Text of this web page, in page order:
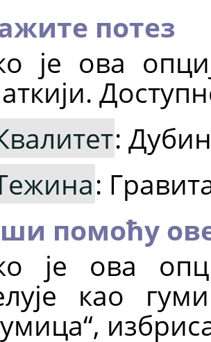
потез
је ова
:
:
помоћу
је ова
као